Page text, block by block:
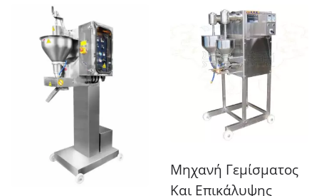
Μηχανή Γεμίσματος
Και Επικάλυψης